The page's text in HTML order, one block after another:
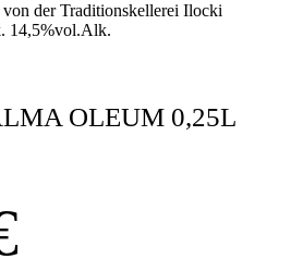
der Traditionskellerei Ilocki
14,5%vol.Alk.
OLEUM 0,25L